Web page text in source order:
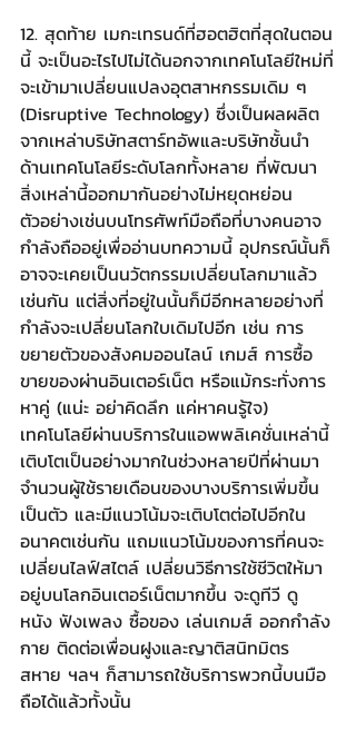
12. สุดท้าย เมกะเทรนด์ที่ฮอตฮิตที่สุดในตอน
นี้ จะเป็นอะไรไปไม่ได้นอกจากเทคโนโลยีใหม่ที่
จะเข้ามาเปลี่ยนแปลงอุตสาหกรรมเดิม ๆ
(Disruptive Technology) ซึ่งเป็นผลผลิต
จากเหล่าบริษัทสตาร์ทอัพและบริษัทชั้นนำ
ด้านเทคโนโลยีระดับโลกทั้งหลาย ที่พัฒนา
สิ่งเหล่านี้ออกมากันอย่างไม่หยุดหย่อน
ตัวอย่างเช่นบนโทรศัพท์มือถือที่บางคนอาจ
กำลังถืออยู่เพื่ออ่านบทความนี้ อุปกรณ์นั้นก็
อาจจะเคยเป็นนวัตกรรมเปลี่ยนโลกมาแล้ว
เช่นกัน แต่สิ่งที่อยู่ในนั้นก็มีอีกหลายอย่างที่
กำลังจะเปลี่ยนโลกใบเดิมไปอีก เช่น การ
ขยายตัวของสังคมออนไลน์ เกมส์ การซื้อ
ขายของผ่านอินเตอร์เน็ต หรือแม้กระทั่งการ
หาคู่ (แน่ะ อย่าคิดลึก แค่หาคนรู้ใจ)
เทคโนโลยีผ่านบริการในแอพพลิเคชั่นเหล่านี้
เติบโตเป็นอย่างมากในช่วงหลายปีที่ผ่านมา
จำนวนผู้ใช้รายเดือนของบางบริการเพิ่มขึ้น
เป็นตัว และมีแนวโน้มจะเติบโตต่อไปอีกใน
อนาคตเช่นกัน แถมแนวโน้มของการที่คนจะ
เปลี่ยนไลฟ์สไตล์ เปลี่ยนวิธีการใช้ชีวิตให้มา
อยู่บนโลกอินเตอร์เน็ตมากขึ้น จะดูทีวี ดู
หนัง ฟังเพลง ซื้อของ เล่นเกมส์ ออกกำลัง
กาย ติดต่อเพื่อนฝูงและญาติสนิทมิตร
สหาย ฯลฯ ก็สามารถใช้บริการพวกนี้บนมือ
ถือได้แล้วทั้งนั้น